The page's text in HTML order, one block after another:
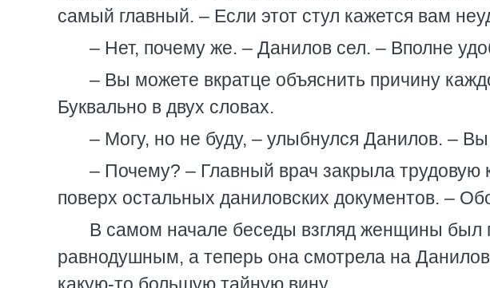
самый главный. – Если этот стул кажется вам
– Нет, почему же. – Данилов сел. – Вполне
– Вы можете вкратце объяснить причину
Буквально в двух словах.
– Могу, но не буду, – улыбнулся Данилов. –
– Почему? – Главный врач закрыла трудовую
поверх остальных даниловских документов. –
В самом начале беседы взгляд женщины был
равнодушным, а теперь она смотрела на